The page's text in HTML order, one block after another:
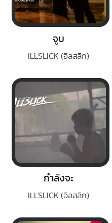
จูบ
ILLSLICK (อิลสลิก)
กำลังจะ
ILLSLICK (อิลสลิก)